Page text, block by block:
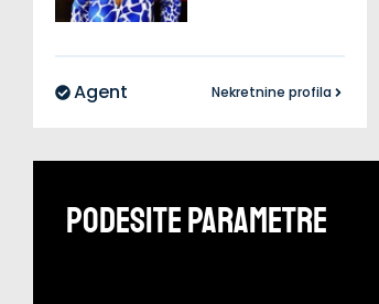
Agent Nekretnine profila
Podesite Parametre